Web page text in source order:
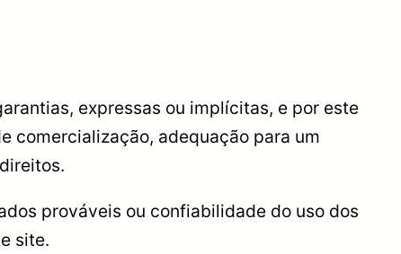
expressas ou implícitas, e por este
comercialização, adequação para um
prováveis ou confiabilidade do uso dos
site.